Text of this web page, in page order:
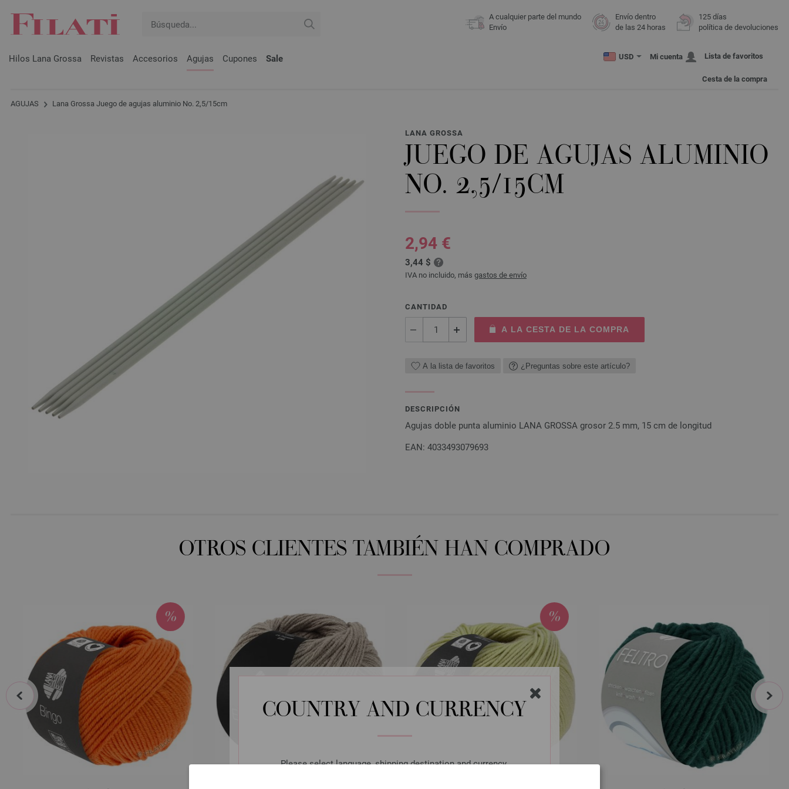
COUNTRY AND CURRENCY
Please select language, shipping destination and currency.
A cualquier parte del mundo
Envío
Envío dentro
de las 24 horas
125 días
política de devoluciones
Hilos Lana Grossa Revistas Accesorios Agujas Cupones Sale USD Mi cuenta Lista de favoritos
Cesta de la compra
AGUJAS Lana Grossa Juego de agujas aluminio No. 2,5/15cm
LANA GROSSA
JUEGO DE AGUJAS ALUMINIO
NO. 2,5/15CM
2,94 €
3,44 $
IVA no incluido, más gastos de envío
CANTIDAD
A LA CESTA DE LA COMPRA
A la lista de favoritos ¿Preguntas sobre este artículo?
DESCRIPCIÓN
Agujas doble punta aluminio LANA GROSSA grosor 2.5 mm, 15 cm de longitud
EAN: 4033493079693
OTROS CLIENTES TAMBIÉN HAN COMPRADO
prev next